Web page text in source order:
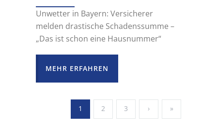
Unwetter in Bayern: Versicherer
melden drastische Schadenssumme –
„Das ist schon eine Hausnummer“
MEHR ERFAHREN
1 2 3 › »